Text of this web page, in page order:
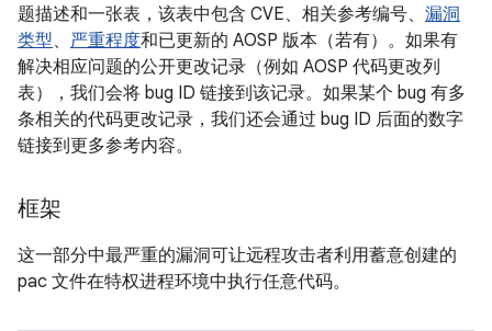
题描述和一张表，该表中包含 CVE、相关参考编号、 漏洞
类型、 严重程度和已更新的 AOSP 版本（若有）。如果有
解决相应问题的公开更改记录（例如 AOSP 代码更改列
表），我们会将 bug ID 链接到该记录。如果某个 bug 有多
条相关的代码更改记录，我们还会通过 bug ID 后面的数字
链接到更多参考内容。
框架
这一部分中最严重的漏洞可让远程攻击者利用蓄意创建的
pac 文件在特权进程环境中执行任意代码。